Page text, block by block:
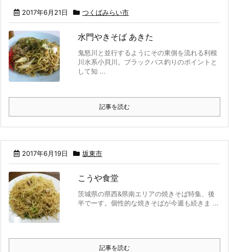
2017年6月21日 つくばみらい市
水門やきそば あきた
鬼怒川と並行するようにその東側を流れる利根
川水系小貝川。ブラックバス釣りのポイントと
して知 ...
記事を読む
2017年6月19日 坂東市
こうや食堂
茨城県の県西&県南エリアの焼きそば特集、後
半でーす。個性的な焼きそばが今週も続きま ...
記事を読む